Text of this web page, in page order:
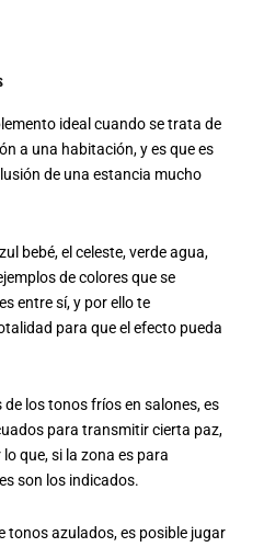
ideal cuando se trata de
a una habitación, y es que es
de una estancia mucho
bebé, el celeste, verde agua,
de colores que se
entre sí, y por ello te
para que el efecto pueda
los tonos fríos en salones, es
para transmitir cierta paz,
que, si la zona es para
son los indicados.
tonos azulados, es posible jugar